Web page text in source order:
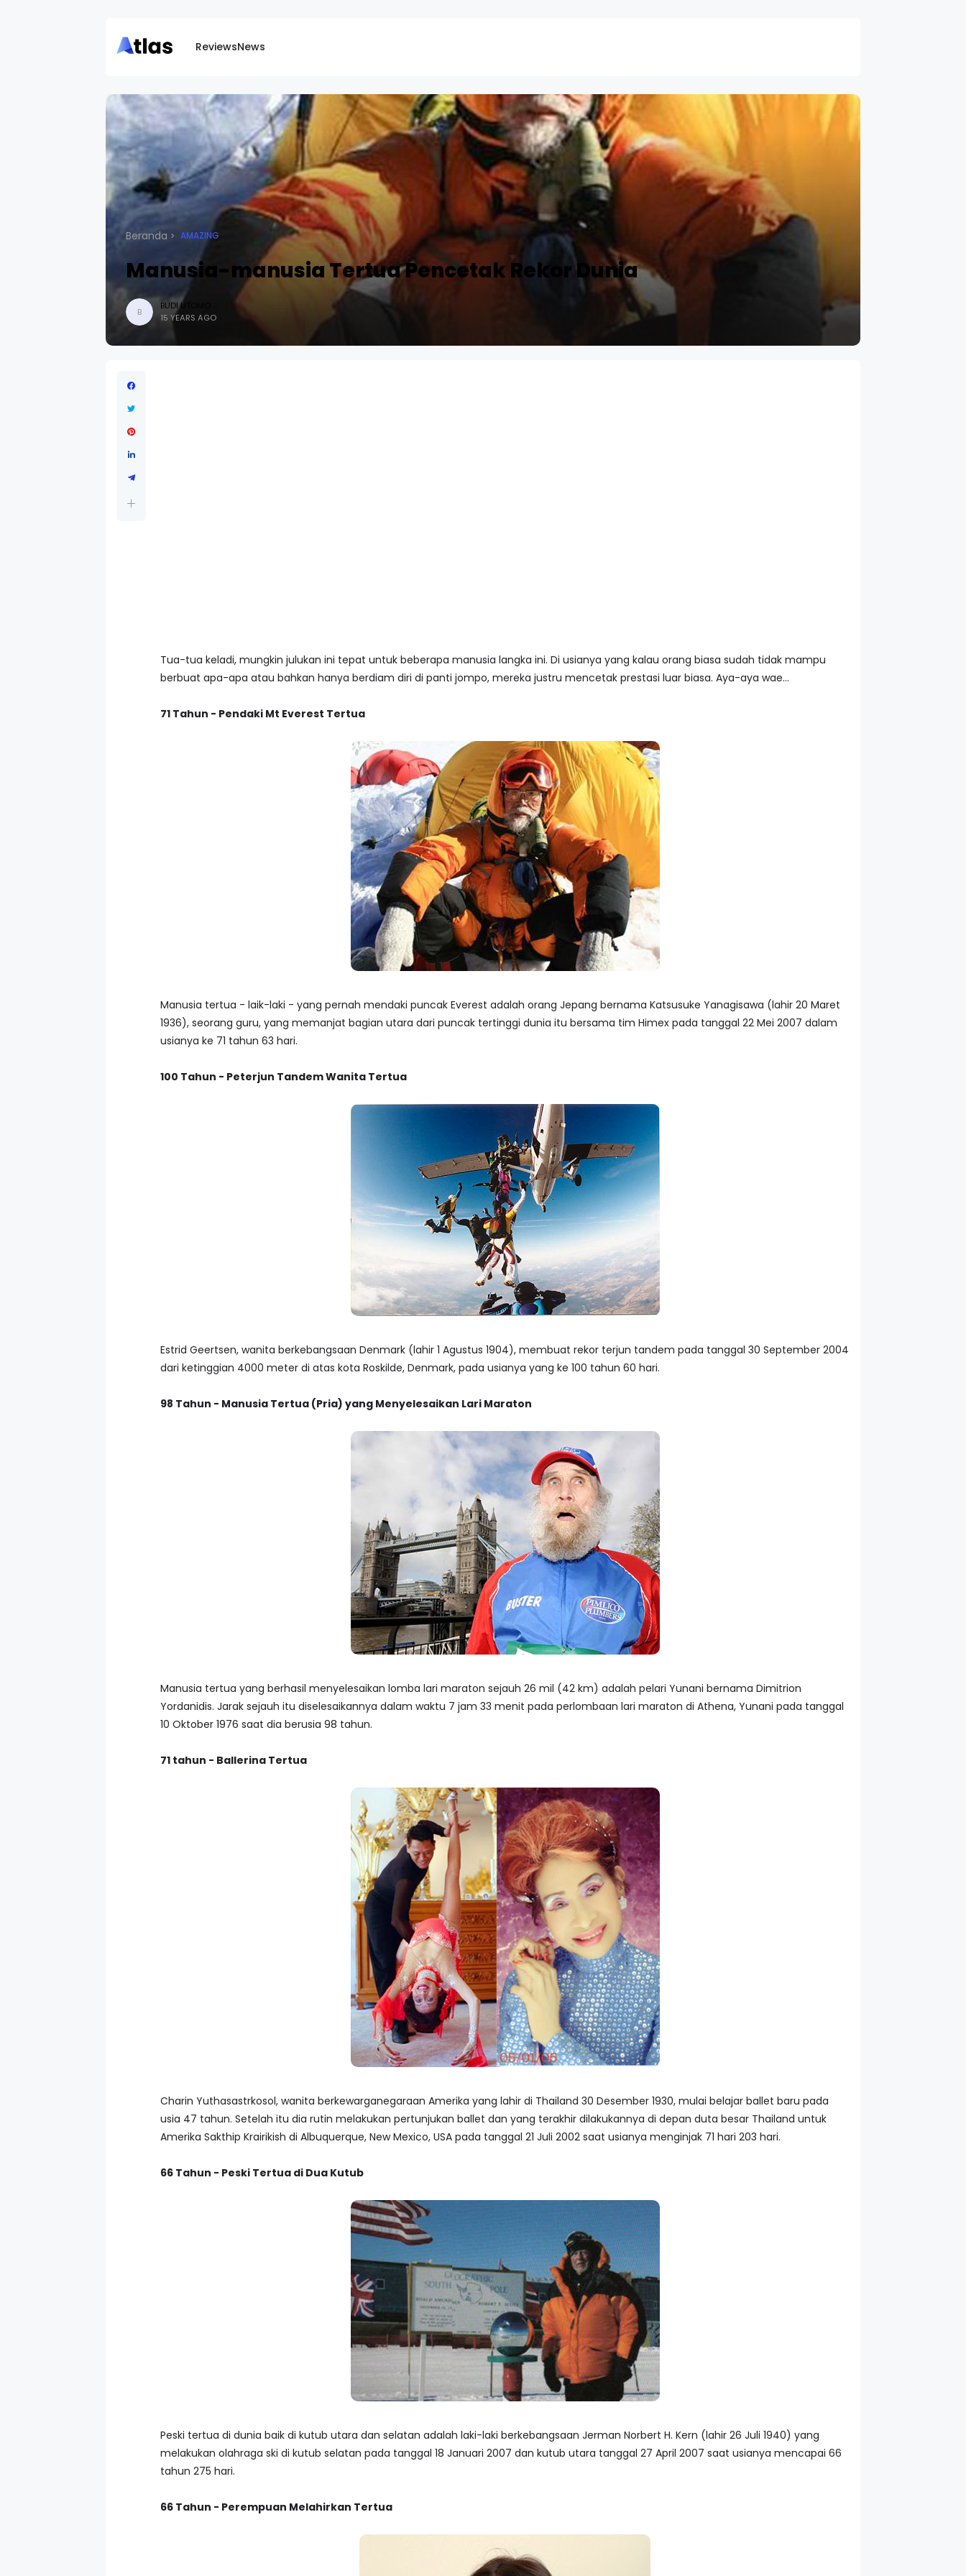
ReviewsNews
Beranda AMAZING
Manusia-manusia Tertua Pencetak Rekor Dunia
B
BUDI UTOMO
15 YEARS AGO
Tua-tua keladi, mungkin julukan ini tepat untuk beberapa manusia langka ini. Di usianya yang kalau orang biasa sudah tidak mampu
berbuat apa-apa atau bahkan hanya berdiam diri di panti jompo, mereka justru mencetak prestasi luar biasa. Aya-aya wae...
71 Tahun - Pendaki Mt Everest Tertua
Manusia tertua - laik-laki - yang pernah mendaki puncak Everest adalah orang Jepang bernama Katsusuke Yanagisawa (lahir 20 Maret
1936), seorang guru, yang memanjat bagian utara dari puncak tertinggi dunia itu bersama tim Himex pada tanggal 22 Mei 2007 dalam
usianya ke 71 tahun 63 hari.
100 Tahun - Peterjun Tandem Wanita Tertua
Estrid Geertsen, wanita berkebangsaan Denmark (lahir 1 Agustus 1904), membuat rekor terjun tandem pada tanggal 30 September 2004
dari ketinggian 4000 meter di atas kota Roskilde, Denmark, pada usianya yang ke 100 tahun 60 hari.
98 Tahun - Manusia Tertua (Pria) yang Menyelesaikan Lari Maraton
Manusia tertua yang berhasil menyelesaikan lomba lari maraton sejauh 26 mil (42 km) adalah pelari Yunani bernama Dimitrion
Yordanidis. Jarak sejauh itu diselesaikannya dalam waktu 7 jam 33 menit pada perlombaan lari maraton di Athena, Yunani pada tanggal
10 Oktober 1976 saat dia berusia 98 tahun.
71 tahun - Ballerina Tertua
Charin Yuthasastrkosol, wanita berkewarganegaraan Amerika yang lahir di Thailand 30 Desember 1930, mulai belajar ballet baru pada
usia 47 tahun. Setelah itu dia rutin melakukan pertunjukan ballet dan yang terakhir dilakukannya di depan duta besar Thailand untuk
Amerika Sakthip Krairikish di Albuquerque, New Mexico, USA pada tanggal 21 Juli 2002 saat usianya menginjak 71 hari 203 hari.
66 Tahun - Peski Tertua di Dua Kutub
Peski tertua di dunia baik di kutub utara dan selatan adalah laki-laki berkebangsaan Jerman Norbert H. Kern (lahir 26 Juli 1940) yang
melakukan olahraga ski di kutub selatan pada tanggal 18 Januari 2007 dan kutub utara tanggal 27 April 2007 saat usianya mencapai 66
tahun 275 hari.
66 Tahun - Perempuan Melahirkan Tertua